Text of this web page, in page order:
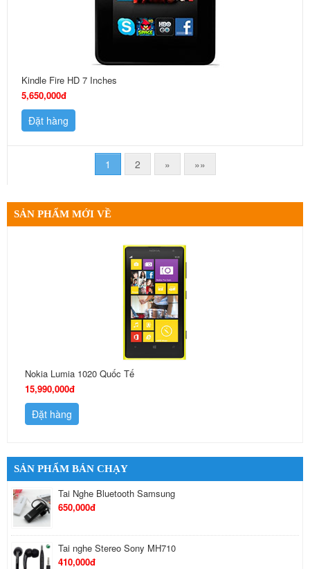
Kindle Fire HD 7 Inches
5,650,000đ
Đặt hàng
1 2 » »»
SẢN PHẨM MỚI VỀ
Nokia Lumia 1020 Quốc Tế
15,990,000đ
Đặt hàng
SẢN PHẨM BÁN CHẠY
Tai Nghe Bluetooth Samsung
650,000đ
Tai nghe Stereo Sony MH710
410,000đ